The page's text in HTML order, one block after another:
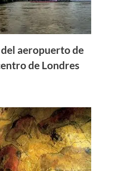
aeropuerto de
de Londres